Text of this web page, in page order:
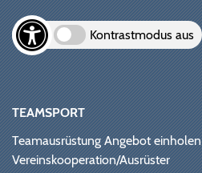
Kontrastmodus aus
TEAMSPORT
Teamausrüstung Angebot einholen
Vereinskooperation/Ausrüster